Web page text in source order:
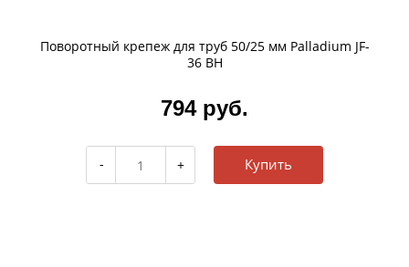
Поворотный крепеж для труб 50/25 мм Palladium JF-
36 BH
794 руб.
Купить